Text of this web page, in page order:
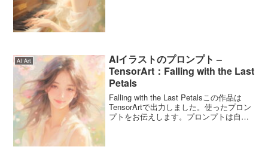
AI Art
AIイラストのプロンプト –
TensorArt：Falling with the Last
Petals
Falling with the Last Petalsこの作品は
TensorArtで出力しました。使ったプロン
プトをお伝えします。プロンプトは自由